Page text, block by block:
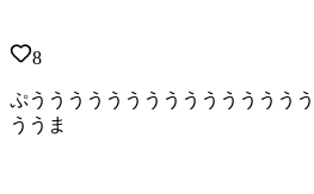
8
ぷうううううううううううううう
ううま